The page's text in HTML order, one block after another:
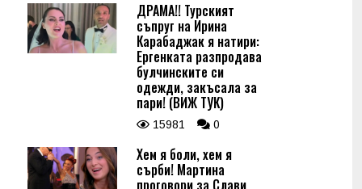
ДРАМА!! Турският
съпруг на Ирина
Карабаджак я натири:
Ергенката разпродава
булчинските си
одежди, закъсала за
пари! (ВИЖ ТУК)
15981 0
Хем я боли, хем я
сърби! Мартина
проговори за Слави